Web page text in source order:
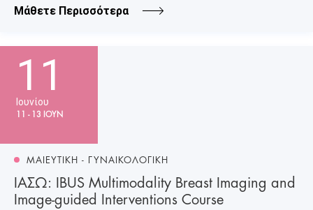
Μάθετε Περισσότερα
11
Ιουνίου
11 - 13 ΙΟΥΝ
ΜΑΙΕΥΤΙΚΗ - ΓΥΝΑΙΚΟΛΟΓΙΚΗ
ΙΑΣΩ: IBUS Multimodality Breast Imaging and
Image-guided Interventions Course